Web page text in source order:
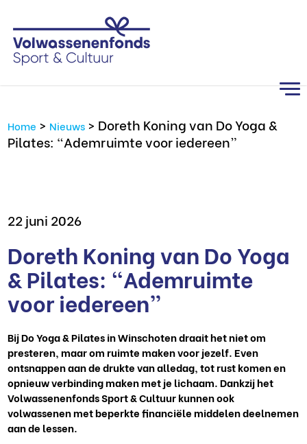
Home > Nieuws > Doreth Koning van Do Yoga &
Pilates: “Ademruimte voor iedereen”
22 juni 2026
Doreth Koning van Do Yoga
& Pilates: “Ademruimte
voor iedereen”
Bij Do Yoga & Pilates in Winschoten draait het niet om
presteren, maar om ruimte maken voor jezelf. Even
ontsnappen aan de drukte van alledag, tot rust komen en
opnieuw verbinding maken met je lichaam. Dankzij het
Volwassenenfonds Sport & Cultuur kunnen ook
volwassenen met beperkte financiële middelen deelnemen
aan de lessen.